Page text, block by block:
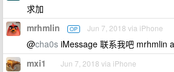
求加
mrhmlin OP Jun 7, 2018 via iPhone
@cha0s iMessage 联系我吧 mrhmlin
mxi1 Jun 7, 2018 via iPhone